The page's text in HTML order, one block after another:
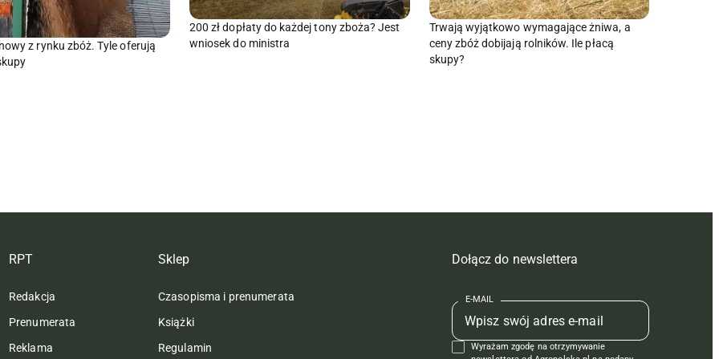
z rynku zbóż. Tyle oferują
200 zł dopłaty do każdej tony zboża? Jest
wniosek do ministra
Trwają wyjątkowo wymagające żniwa, a
ceny zbóż dobijają rolników. Ile płacą
skupy?
RPT
Redakcja
Prenumerata
Reklama
Sklep
Czasopisma i prenumerata
Książki
Regulamin
Dołącz do newslettera
E-MAIL
Wyrażam zgodę na otrzymywanie